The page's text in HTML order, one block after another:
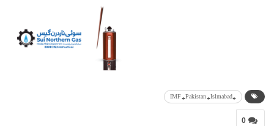
#IMF #Pakistan #Islmabad
0